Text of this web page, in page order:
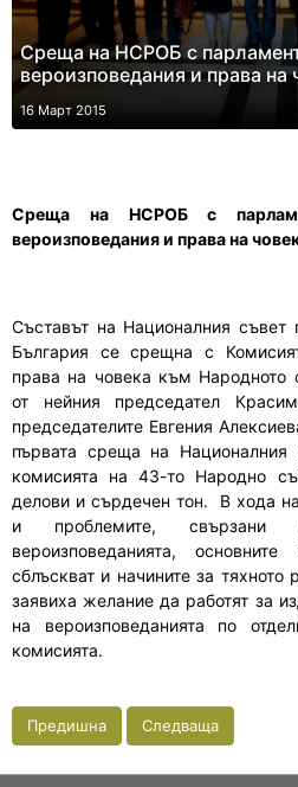
Среща на НСРОБ с
вероизповедания и права на
16 Март 2015
Среща на НСРОБ с
вероизповедания и права на
Съставът на Националния съвет
България се срещна с
права на човека към Народното
от нейния председател
председателите Евгения
първата среща на
комисията на 43-то Народно
делови и сърдечен тон. В хода
и проблемите, свързани
вероизповеданията,
сблъскват и начините за
заявиха желание да работят за
на вероизповеданията по
комисията.
Предишна Следваща